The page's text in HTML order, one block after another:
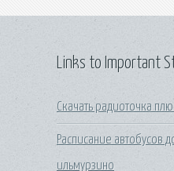
Links to Important
Скачать радиоточка
Расписание автобусов
ильмурзино